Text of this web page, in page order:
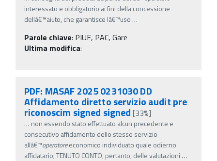
interessato e obbligatorio ai fini della concessione
dellâ€™aiuto, che garantisce lâ€™uso …
Parole chiave: PIUE, PAC, Gare
Ultima modifica:
PDF: MASAF 2025 0231030 DD
Affidamento diretto servizio audit pre
riconoscim signed signed [33%]
… non essendo stato effettuato alcun precedente e
consecutivo affidamento dello stesso servizio
allâ€™operatoreeconomico individuato quale odierno
affidatario; TENUTO CONTO, pertanto, delle valutazioni …